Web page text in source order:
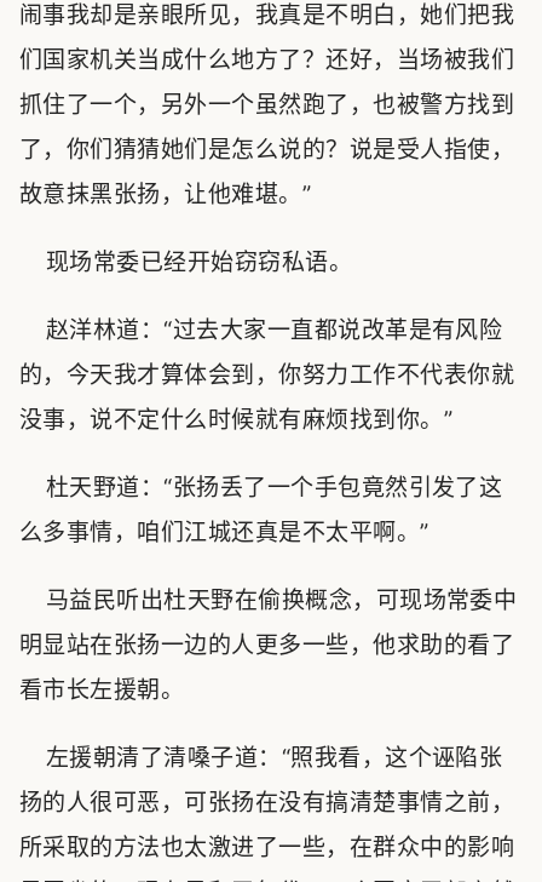
闹事我却是亲眼所见，我真是不明白，她们把我
们国家机关当成什么地方了？还好，当场被我们
抓住了一个，另外一个虽然跑了，也被警方找到
了，你们猜猜她们是怎么说的？说是受人指使，
故意抹黑张扬，让他难堪。”
现场常委已经开始窃窃私语。
赵洋林道：“过去大家一直都说改革是有风险
的，今天我才算体会到，你努力工作不代表你就
没事，说不定什么时候就有麻烦找到你。”
杜天野道：“张扬丢了一个手包竟然引发了这
么多事情，咱们江城还真是不太平啊。”
马益民听出杜天野在偷换概念，可现场常委中
明显站在张扬一边的人更多一些，他求助的看了
看市长左援朝。
左援朝清了清嗓子道：“照我看，这个诬陷张
扬的人很可恶，可张扬在没有搞清楚事情之前，
所采取的方法也太激进了一些，在群众中的影响